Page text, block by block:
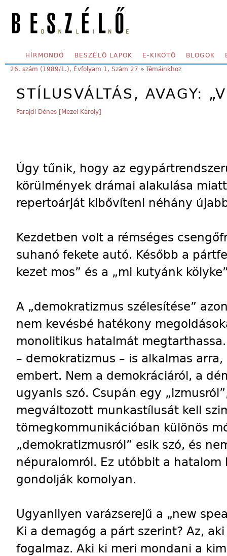
SECONDARY MENU
HÍRMONDÓ BESZÉLŐ LAPOK E-KIKÖTŐ BLOGOK
YOU ARE HERE:
26. szám (1989/1.), Évfolyam 1, Szám 27 » Témáinkhoz
STÍLUSVÁLTÁS, AVAGY:
Parajdi Dénes [Mezei Károly]
Úgy tűnik, hogy az
körülmények drámai alakulása
repertoárját kibővíteni néhány
Kezdetben volt a rémséges
suhanó fekete autó. Később a
kezet mos” és a „mi kutyánk
A „demokratizmus szélesítése”
nem kevésbé hatékony
monolitikus hatalmát
– demokratizmus – is alkalmas
embert. Nem a demokráciáról, a
ugyanis szó. Csupán egy
megváltozott munkastílusát kell
tömegkommunikációban különös
„demokratizmusról” esik szó, és
népuralomról. Ez utóbbit a
gondolják komolyan.
Ugyanilyen varázserejű a „new
Ki a demagóg a párt szerint? Az,
fogalmaz. Aki ki meri mondani a